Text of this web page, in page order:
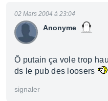
Anonyme
02 Mars 2004 à 23:04
Ô putain ça vole trop
ds le pub des loosers
signaler